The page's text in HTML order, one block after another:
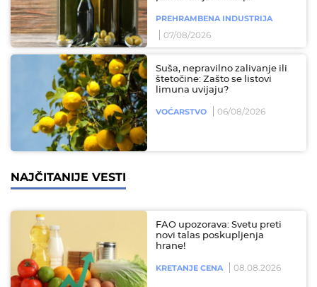
PREHRAMBENA INDUSTRIJA
07/08/2026
Suša, nepravilno zalivanje ili
štetočine: Zašto se listovi
limuna uvijaju?
VOĆARSTVO 06/08/2026
NAJČITANIJE VESTI
FAO upozorava: Svetu preti
novi talas poskupljenja
hrane!
KRETANJE CENA 08.08.2026